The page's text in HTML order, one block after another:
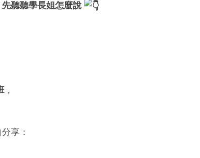
聽聽學長姐怎麼說
，
享：